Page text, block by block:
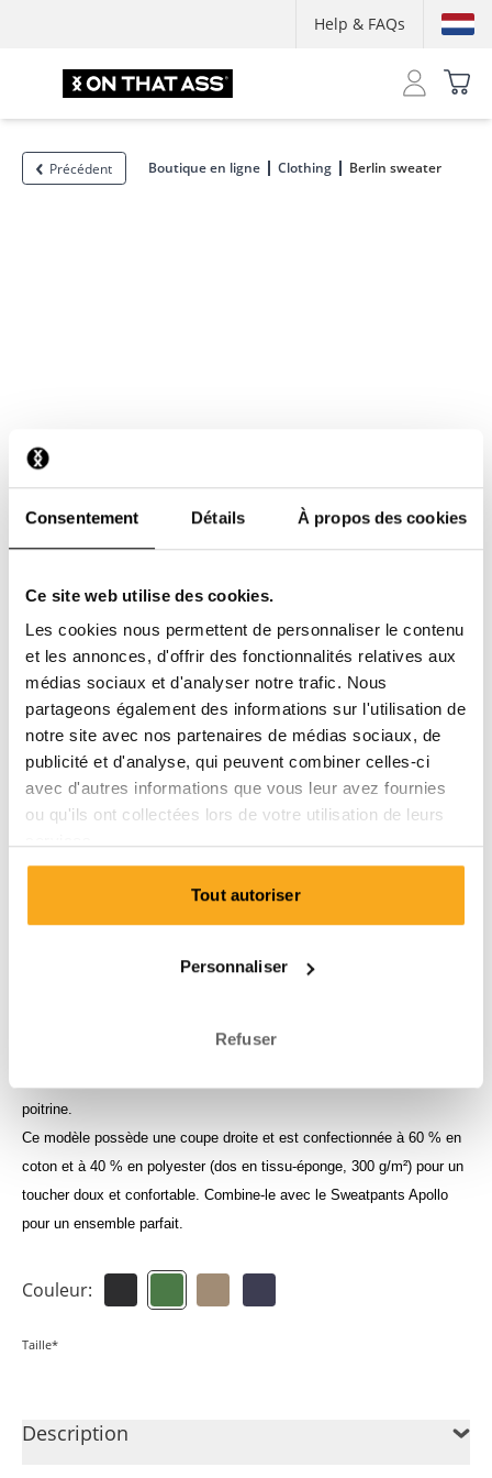
Consentement Détails À propos des cookies
Ce site web utilise des cookies.
Les cookies nous permettent de personnaliser le contenu
et les annonces, d'offrir des fonctionnalités relatives aux
médias sociaux et d'analyser notre trafic. Nous
partageons également des informations sur l'utilisation de
notre site avec nos partenaires de médias sociaux, de
publicité et d'analyse, qui peuvent combiner celles-ci
avec d'autres informations que vous leur avez fournies
ou qu'ils ont collectées lors de votre utilisation de leurs
Tout autoriser
Personnaliser
Refuser
Help & FAQs
Précédent Boutique en ligne Clothing Berlin sweater
poitrine.
Ce modèle possède une coupe droite et est confectionnée à 60 % en
coton et à 40 % en polyester (dos en tissu-éponge, 300 g/m²) pour un
toucher doux et confortable. Combine-le avec le Sweatpants Apollo
pour un ensemble parfait.
Couleur:
Taille*
Description